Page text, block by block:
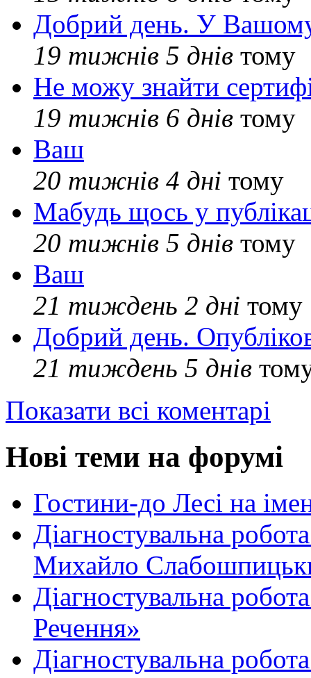
Добрий день. У Вашому
19 тижнів 5 днів тому
Не можу знайти
19 тижнів 6 днів тому
Ваш
20 тижнів 4 дні тому
Мабудь щось у
20 тижнів 5 днів тому
Ваш
21 тиждень 2 дні тому
Добрий день.
21 тиждень 5 днів
Показати всі коментарі
Нові теми на форумі
Гостини-до Лесі на
Діагностувальна
Михайло
Діагностувальна
Речення»
Діагностувальна